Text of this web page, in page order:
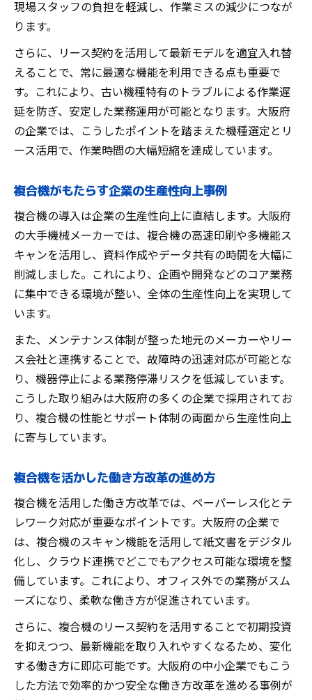
現場スタッフの負担を軽減し、作業ミスの減少につなが
ります。
さらに、リース契約を活用して最新モデルを適宜入れ替
えることで、常に最適な機能を利用できる点も重要で
す。これにより、古い機種特有のトラブルによる作業遅
延を防ぎ、安定した業務運用が可能となります。大阪府
の企業では、こうしたポイントを踏まえた機種選定とリ
ース活用で、作業時間の大幅短縮を達成しています。
複合機がもたらす企業の生産性向上事例
複合機の導入は企業の生産性向上に直結します。大阪府
の大手機械メーカーでは、複合機の高速印刷や多機能ス
キャンを活用し、資料作成やデータ共有の時間を大幅に
削減しました。これにより、企画や開発などのコア業務
に集中できる環境が整い、全体の生産性向上を実現して
います。
また、メンテナンス体制が整った地元のメーカーやリー
ス会社と連携することで、故障時の迅速対応が可能とな
り、機器停止による業務停滞リスクを低減しています。
こうした取り組みは大阪府の多くの企業で採用されてお
り、複合機の性能とサポート体制の両面から生産性向上
に寄与しています。
複合機を活かした働き方改革の進め方
複合機を活用した働き方改革では、ペーパーレス化とテ
レワーク対応が重要なポイントです。大阪府の企業で
は、複合機のスキャン機能を活用して紙文書をデジタル
化し、クラウド連携でどこでもアクセス可能な環境を整
備しています。これにより、オフィス外での業務がスム
ーズになり、柔軟な働き方が促進されています。
さらに、複合機のリース契約を活用することで初期投資
を抑えつつ、最新機能を取り入れやすくなるため、変化
する働き方に即応可能です。大阪府の中小企業でもこう
した方法で効率的かつ安全な働き方改革を進める事例が